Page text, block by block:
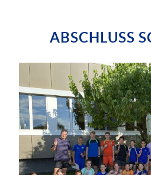
ABSCHLUSS